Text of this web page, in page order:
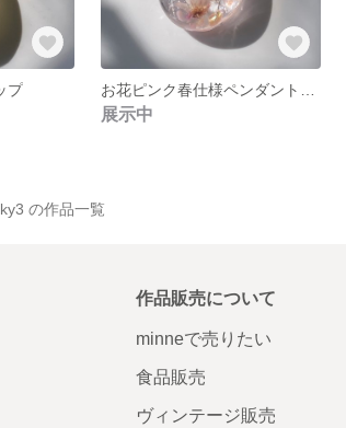
プ
展示中
の作品一覧
作品販売について
minneで売りたい
食品販売
ヴィンテージ販売